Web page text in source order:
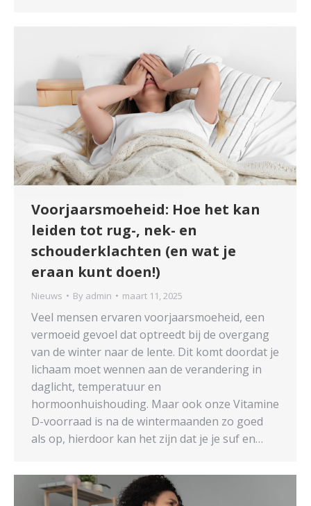
Voorjaarsmoeheid: Hoe het kan
leiden tot rug-, nek- en
schouderklachten (en wat je
eraan kunt doen!)
Nieuws By admin maart 11, 2025
Veel mensen ervaren voorjaarsmoeheid, een
vermoeid gevoel dat optreedt bij de overgang
van de winter naar de lente. Dit komt doordat je
lichaam moet wennen aan de verandering in
daglicht, temperatuur en
hormoonhuishouding. Maar ook onze Vitamine
D-voorraad is na de wintermaanden zo goed
als op, hierdoor kan het zijn dat je je suf en…